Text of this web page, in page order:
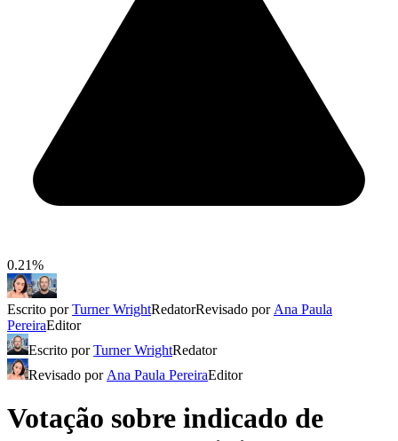
0.21%
Escrito porTurner WrightRedatorRevisado por Ana Paula
PereiraEditor
Escrito porTurner WrightRedator
Revisado por Ana Paula PereiraEditor
Votação sobre indicado de